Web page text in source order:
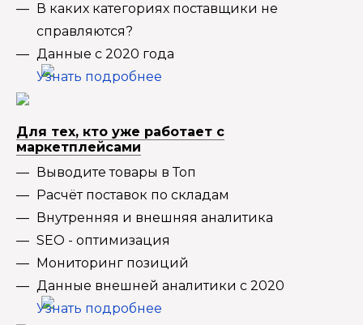
В каких категориях поставщики не
справляются?
Данные с 2020 года
Узнать подробнее
Для тех, кто уже работает с
маркетплейсами
Выводите товары в Топ
Расчёт поставок по складам
Внутренняя и внешняя аналитика
SEO - оптимизация
Мониторинг позиций
Данные внешней аналитики с 2020
Узнать подробнее